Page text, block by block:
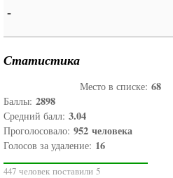
-
Статистика
Место в списке: 68
Баллы: 2898
Средний балл: 3.04
Проголосовало: 952 человека
Голосов за удаление: 16
447 человек поставили 5